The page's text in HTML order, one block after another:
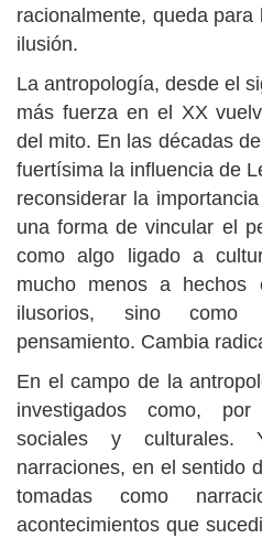
racionalmente, queda
ilusión.
La antropología, desde el
más fuerza en el XX
del mito. En las décadas
fuertísima la influencia de
reconsiderar la
una forma de vincular el
como algo ligado a
mucho menos a
ilusorios, sino como
pensamiento. Cambia
En el campo de la
investigados como, por
sociales y culturales.
narraciones, en el sentido
tomadas como
acontecimientos que